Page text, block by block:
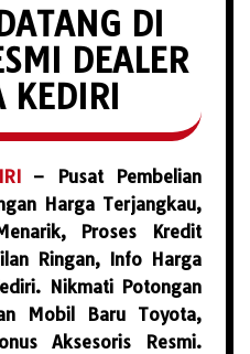
DI
DEALER
KEDIRI
– Pusat Pembelian
Harga Terjangkau,
Proses Kredit
Ringan, Info Harga
Nikmati Potongan
Mobil Baru Toyota,
Aksesoris Resmi.